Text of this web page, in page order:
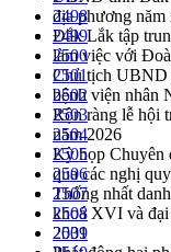
địa phương năm
Đắk Lắk tập
làm việc với
Chủ tịch UBND
bệnh viện nhân
Rộn ràng lễ hội
năm 2026
Kỳ họp
qua các nghị
Thống nhất
khoá XVI và
2031
2498
2499
2500
2501
2502
2503
2504
2505
2506
2507
2508
2509